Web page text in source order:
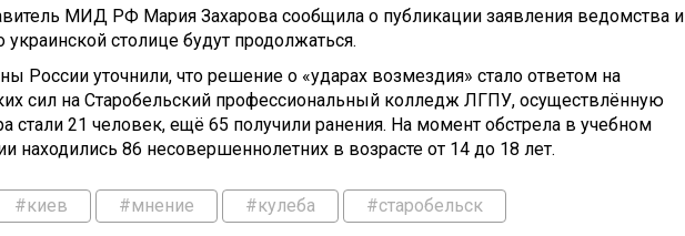
МИД РФ Мария Захарова сообщила о публикации заявления ведомства и
украинской столице будут продолжаться.
России уточнили, что решение о «ударах возмездия» стало ответом на
сил на Старобельский профессиональный колледж ЛГПУ, осуществлённую
стали 21 человек, ещё 65 получили ранения. На момент обстрела в учебном
находились 86 несовершеннолетних в возрасте от 14 до 18 лет.
#киев #мнение #кулеба #старобельск